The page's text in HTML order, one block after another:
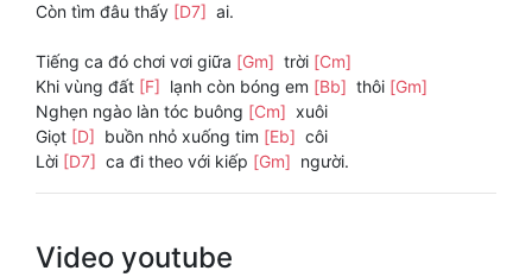
Còn tìm đâu thấy [D7] ai.
Tiếng ca đó chơi vơi giữa [Gm] trời [Cm]
Khi vùng đất [F] lạnh còn bóng em [Bb] thôi [Gm]
Nghẹn ngào làn tóc buông [Cm] xuôi
Giọt [D] buồn nhỏ xuống tim [Eb] côi
Lời [D7] ca đi theo với kiếp [Gm] người.
Video youtube